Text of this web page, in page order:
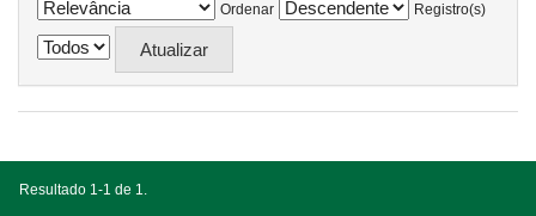
Ordenar
Registro(s)
Resultado 1-1 de 1.